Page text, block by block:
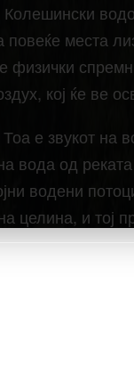
Колешински
места
физички
кој ќе ве
е звукот на
вода од
водени
целина, и тој
во овој
починка
левата
многу
неколку